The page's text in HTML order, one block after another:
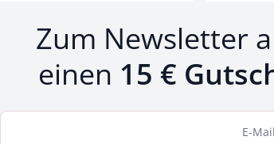
Zum Newsletter
einen 15 €
E-